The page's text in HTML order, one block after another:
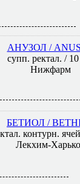
АНУЗОЛ /
супп. ректал. /
Нижфарм
БЕТИОЛ /
контурн.
Лекхим-